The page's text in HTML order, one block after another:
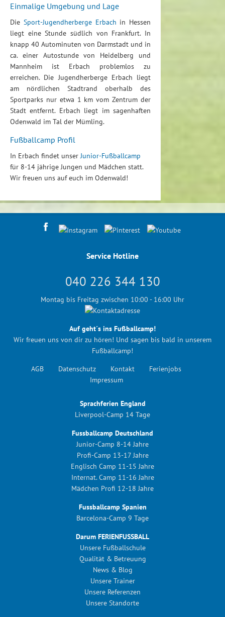
Einmalige Umgebung und Lage
Die Sport-Jugendherberge Erbach in Hessen
liegt eine Stunde südlich von Frankfurt. In
knapp 40 Autominuten von Darmstadt und in
ca. einer Autostunde von Heidelberg und
Mannheim ist Erbach problemlos zu
erreichen. Die Jugendherberge Erbach liegt
am nördlichen Stadtrand oberhalb des
Sportparks nur etwa 1 km vom Zentrum der
Stadt entfernt. Erbach liegt im sagenhaften
Odenwald im Tal der Mümling.
Fußballcamp Profil
In Erbach findet unserJunior-Fußballcamp
für 8-14 jährige Jungen und Mädchen statt.
Wir freuen uns auf euch im Odenwald!
Service Hotline
040 226 344 130
Montag bis Freitag zwischen 10:00 - 16:00 Uhr
Auf geht´s ins Fußballcamp!
Wir freuen uns von dir zu hören! Und sagen bis bald in unserem
Fußballcamp!
AGB
Datenschutz Kontakt
Ferienjobs
Impressum
Sprachferien England
Liverpool-Camp 14 Tage
Fussballcamp Deutschland
Junior-Camp 8-14 Jahre
Profi-Camp 13-17 Jahre
Englisch Camp 11-15 Jahre
Internat. Camp 11-16 Jahre
Mädchen Profi 12-18 Jahre
Fussballcamp Spanien
Barcelona-Camp 9 Tage
Darum FERIENFUSSBALL
Unsere Fußballschule
Qualität & Betreuung
News & Blog
Unsere Trainer
Unsere Referenzen
Unsere Standorte